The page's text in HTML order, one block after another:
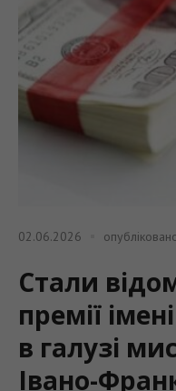
02.06.2026
Стали
премії
в галузі
Івано-